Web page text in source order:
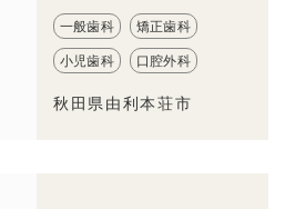
一般歯科 矯正歯科
小児歯科 口腔外科
秋田県由利本荘市